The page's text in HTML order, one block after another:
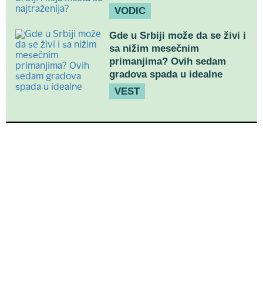
VODIC
Gde u Srbiji može da se živi i
sa nižim mesečnim
primanjima? Ovih sedam
gradova spada u idealne
VEST